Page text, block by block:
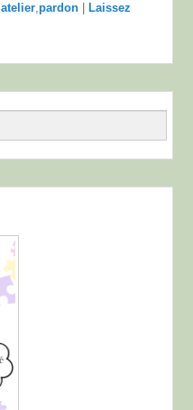
atelier,pardon
Laissez